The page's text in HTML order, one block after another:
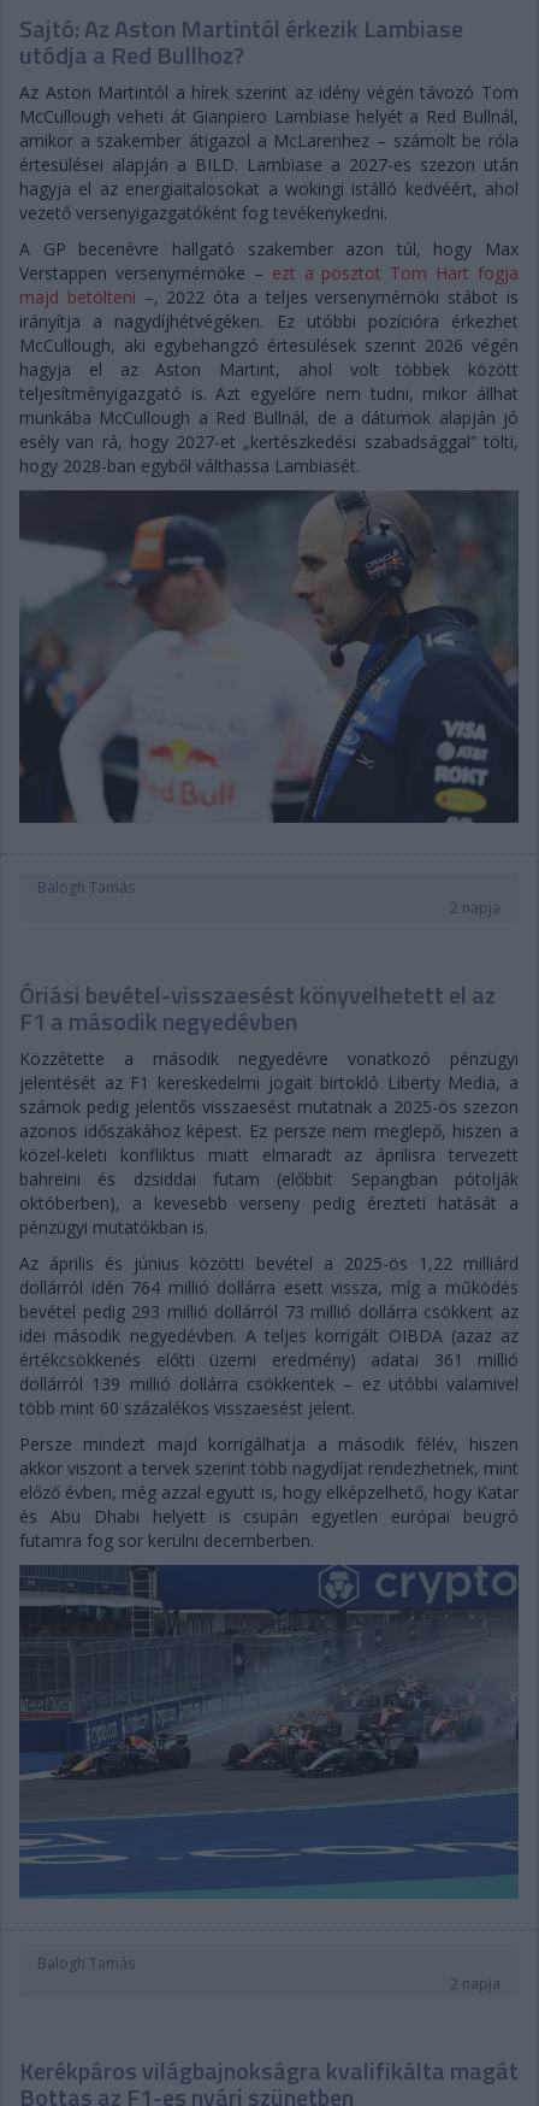
Sajtó: Az Aston Martintól érkezik Lambiase
utódja a Red Bullhoz?
Az Aston Martintól a hírek szerint az idény végén távozó Tom
McCullough veheti át Gianpiero Lambiase helyét a Red Bullnál,
amikor a szakember átigazol a McLarenhez – számolt be róla
értesülései alapján a BILD. Lambiase a 2027-es szezon után
hagyja el az energiaitalosokat a wokingi istálló kedvéért, ahol
vezető versenyigazgatóként fog tevékenykedni.
A GP becenévre hallgató szakember azon túl, hogy Max
Verstappen versenymérnöke – ezt a posztot Tom Hart fogja
majd betölteni –, 2022 óta a teljes versenymérnöki stábot is
irányítja a nagydíjhétvégéken. Ez utóbbi pozícióra érkezhet
McCullough, aki egybehangzó értesülések szerint 2026 végén
hagyja el az Aston Martint, ahol volt többek között
teljesítményigazgató is. Azt egyelőre nem tudni, mikor állhat
munkába McCullough a Red Bullnál, de a dátumok alapján jó
esély van rá, hogy 2027-et „kertészkedési szabadsággal” tölti,
hogy 2028-ban egyből válthassa Lambiasét.
Balogh Tamás
2 napja
Óriási bevétel-visszaesést könyvelhetett el az
F1 a második negyedévben
Közzétette a második negyedévre vonatkozó pénzügyi
jelentését az F1 kereskedelmi jogait birtokló Liberty Media, a
számok pedig jelentős visszaesést mutatnak a 2025-ös szezon
azonos időszakához képest. Ez persze nem meglepő, hiszen a
közel-keleti konfliktus miatt elmaradt az áprilisra tervezett
bahreini és dzsiddai futam (előbbit Sepangban pótolják
októberben), a kevesebb verseny pedig érezteti hatását a
pénzügyi mutatókban is.
Az április és június közötti bevétel a 2025-ös 1,22 milliárd
dollárról idén 764 millió dollárra esett vissza, míg a működés
bevétel pedig 293 millió dollárról 73 millió dollárra csökkent az
idei második negyedévben. A teljes korrigált OIBDA (azaz az
értékcsökkenés előtti üzemi eredmény) adatai 361 millió
dollárról 139 millió dollárra csökkentek – ez utóbbi valamivel
több mint 60 százalékos visszaesést jelent.
Persze mindezt majd korrigálhatja a második félév, hiszen
akkor viszont a tervek szerint több nagydíjat rendezhetnek, mint
előző évben, még azzal együtt is, hogy elképzelhető, hogy Katar
és Abu Dhabi helyett is csupán egyetlen európai beugró
futamra fog sor kerülni decemberben.
Balogh Tamás
2 napja
Kerékpáros világbajnokságra kvalifikálta magát
Bottas az F1-es nyári szünetben